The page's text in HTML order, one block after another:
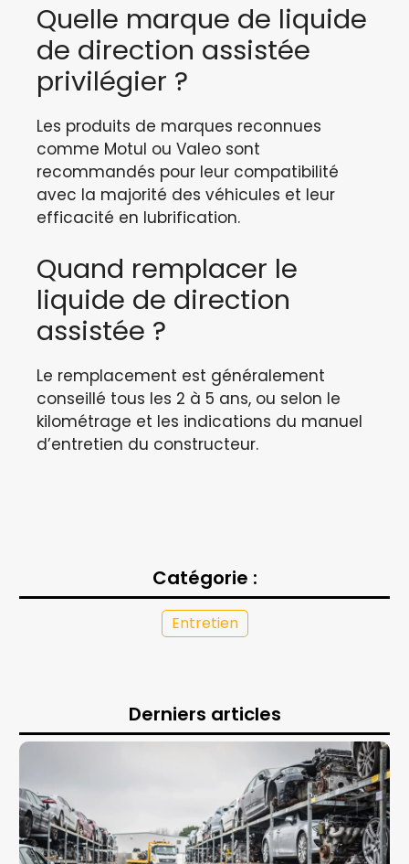
Quelle marque de liquide
de direction assistée
privilégier ?
Les produits de marques reconnues
comme Motul ou Valeo sont
recommandés pour leur compatibilité
avec la majorité des véhicules et leur
efficacité en lubrification.
Quand remplacer le
liquide de direction
assistée ?
Le remplacement est généralement
conseillé tous les 2 à 5 ans, ou selon le
kilométrage et les indications du manuel
d’entretien du constructeur.
Catégorie :
Entretien
Derniers articles